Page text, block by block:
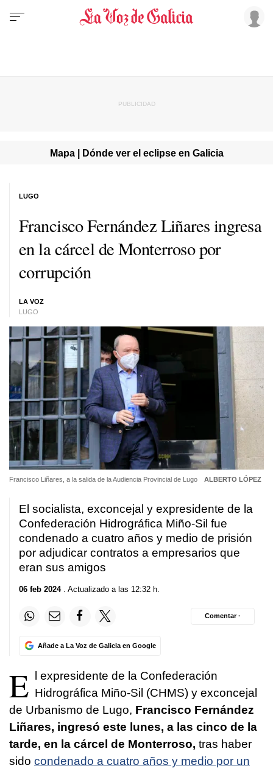
Mapa | Dónde ver el eclipse en Galicia
Francisco Fernández Liñares ingresa
en la cárcel de Monterroso por
corrupción
LA VOZ
LUGO
LUGO
Francisco Liñares, a la salida de la Audiencia Provincial de Lugo ALBERTO LÓPEZ
El socialista, exconcejal y expresidente de la
Confederación Hidrográfica Miño-Sil fue
condenado a cuatro años y medio de prisión
por adjudicar contratos a empresarios que
eran sus amigos
06 feb 2024. Actualizado a las 12:32 h.
Añade a La Voz de Galicia en Google
Comentar ·
E l expresidente de la Confederación
Hidrográfica Miño-Sil (CHMS) y exconcejal
de Urbanismo de Lugo, Francisco Fernández
Liñares, ingresó este lunes, a las cinco de la
tarde, en la cárcel de Monterroso, tras haber
sido condenado a cuatro años y medio por un